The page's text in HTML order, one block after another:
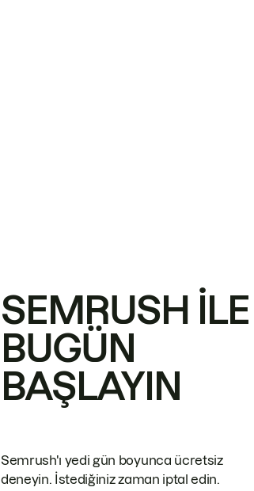
SEMRUSH ILE
BUGÜN
BAŞLAYIN
Semrush'ı yedi gün boyunca ücretsiz
deneyin. İstediğiniz zaman iptal edin.